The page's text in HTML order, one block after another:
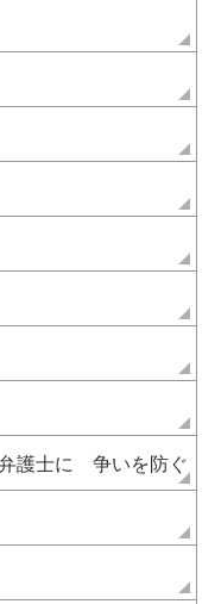
護士に 争いを防ぐ